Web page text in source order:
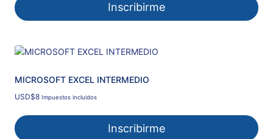
Inscribirme
MICROSOFT EXCEL INTERMEDIO
USD$8 Impuestos incluidos
Inscribirme